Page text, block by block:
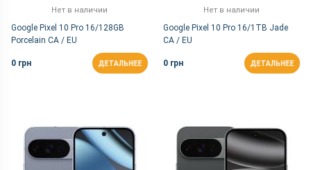
Нет в наличии
Google Pixel 10 Pro 16/128GB
Porcelain CA / EU
0 грн ДЕТАЛЬНЕЕ
Нет в наличии
Google Pixel 10 Pro 16/1TB Jade
CA / EU
0 грн ДЕТАЛЬНЕЕ